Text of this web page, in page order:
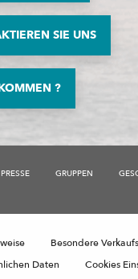
SIE UNS
?
PRESSE GRUPPEN
Besondere
Daten
Cookies